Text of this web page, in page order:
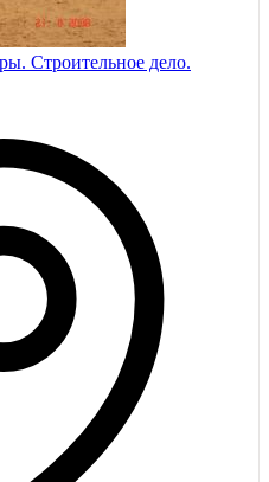
Строительное дело.